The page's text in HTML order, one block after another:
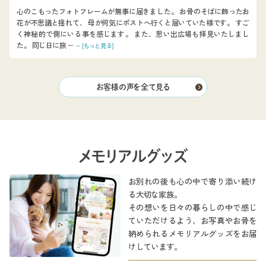
心のこもったフォトフレームが無事に届きました。 お骨のそばに飾ったお
花が不思議と揺れて、 母が何気にポストへ行くと届いていた様です。 すご
く神秘的で側にいる事を感じます。 また、思い出広場も拝見いたしまし
た。 同じ日に旅 − − [もっと見る]
お客様の声を全て見る
メモリアルグッズ
お別れの後も心の中で寄り添い続け
る大切な家族。
その想いを日々の暮らしの中で感じ
ていただけるよう、お写真やお骨を
納められるメモリアルグッズをお届
けしています。